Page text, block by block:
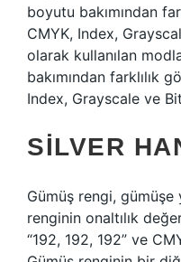
boyutu bakımından
CMYK, Index,
olarak kullanılan
bakımından farklılık
Index, Grayscale ve
SILVER
Gümüş rengi, gümüşe
renginin onaltılık
“192, 192, 192” ve